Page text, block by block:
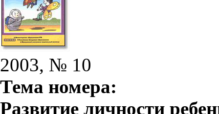
2003, № 10
Тема номера:
Развитие личности